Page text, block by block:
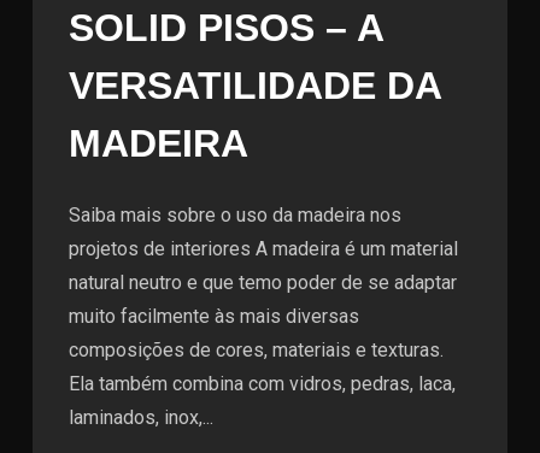
SOLID PISOS – A
VERSATILIDADE DA
MADEIRA
Saiba mais sobre o uso da madeira nos
projetos de interiores A madeira é um material
natural neutro e que temo poder de se adaptar
muito facilmente às mais diversas
composições de cores, materiais e texturas.
Ela também combina com vidros, pedras, laca,
laminados, inox,...